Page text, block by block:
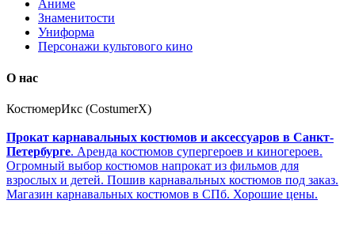
Аниме
Знаменитости
Униформа
Персонажи культового кино
О нас
КостюмерИкс (CostumerX)
Прокат карнавальных костюмов и аксессуаров в Санкт-
Петербурге. Аренда костюмов супергероев и киногероев.
Огромный выбор костюмов напрокат из фильмов для
взрослых и детей. Пошив карнавальных костюмов под заказ.
Магазин карнавальных костюмов в СПб. Хорошие цены.